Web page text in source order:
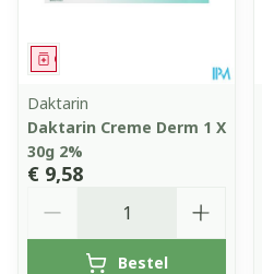
Geneesmiddel
Daktarin
Daktarin Creme Derm 1 X
30g 2%
€ 9,58
Bestel